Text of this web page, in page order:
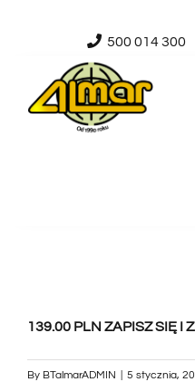
zawartości
500 014 300
AKTUALNOŚCI
139.00 PLN ZAPISZ SIĘ I
By BTalmarADMIN 5 stycznia,